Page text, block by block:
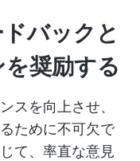
バックと
奨励する
スを向上させ、
ために不可欠で
て、率直な意見